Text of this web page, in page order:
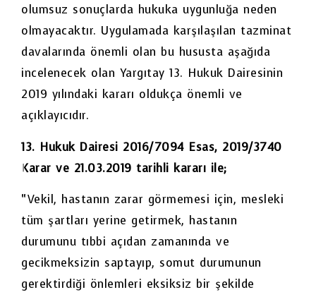
olumsuz sonuçlarda hukuka uygunluğa neden
olmayacaktır. Uygulamada karşılaşılan tazminat
davalarında önemli olan bu hususta aşağıda
incelenecek olan Yargıtay 13. Hukuk Dairesinin
2019 yılındaki kararı oldukça önemli ve
açıklayıcıdır.
13. Hukuk Dairesi 2016/7094 Esas, 2019/3740
Karar ve 21.03.2019 tarihli kararı ile;
“Vekil, hastanın zarar görmemesi için, mesleki
tüm şartları yerine getirmek, hastanın
durumunu tıbbi açıdan zamanında ve
gecikmeksizin saptayıp, somut durumunun
gerektirdiği önlemleri eksiksiz bir şekilde